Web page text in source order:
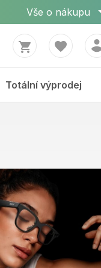
Vše o nákupu
Totální výprodej